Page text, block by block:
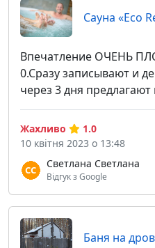
Сауна «Eco
Впечатление ОЧЕНЬ
0.Сразу записывают и
через 3 дня
Светлана Светлана
Відгук з Google
Жахливо
1.0
10 квітня 2023 о 13:48
Баня на